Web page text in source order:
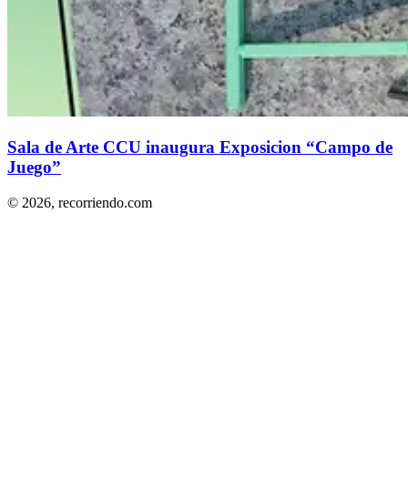
Sala de Arte CCU inaugura Exposicion “Campo de
Juego”
© 2026, recorriendo.com